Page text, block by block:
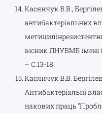
Касянчук В.В.,
антибактеріальних
вісник ЛНУВМБ імені
– С.13-18.
Касянчук В.В.
Антибактеріальні
накових праць